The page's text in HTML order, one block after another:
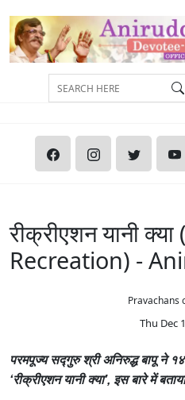
रीक्रीएशन यानी
Recreation) -
Pravachans
Thu Dec
परमपूज्य सद्‍गुरु श्री अनिरुद्ध बापू ने
‘रीक्रीएशन यानी क्या’, इस बारे में